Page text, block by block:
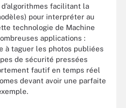
facilitant la
pour interpréter au
technologie de Machine
applications :
à taguer les photos publiées
de sécurité pressées
fautif en temps réel
devant avoir une parfaite